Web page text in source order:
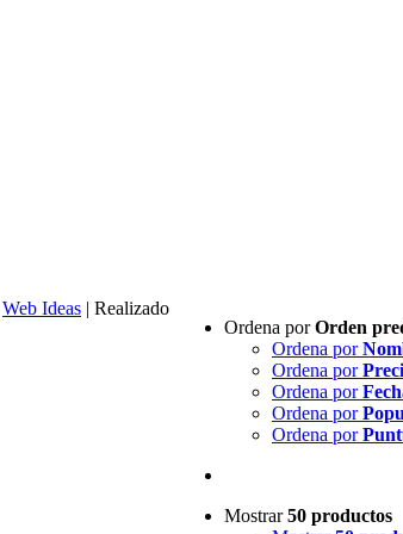
Ordena porOrden
Ordena por
Ordena por
Ordena por
Ordena por
Ordena por
Mostrar50 productos
Web Ideas | Realizado